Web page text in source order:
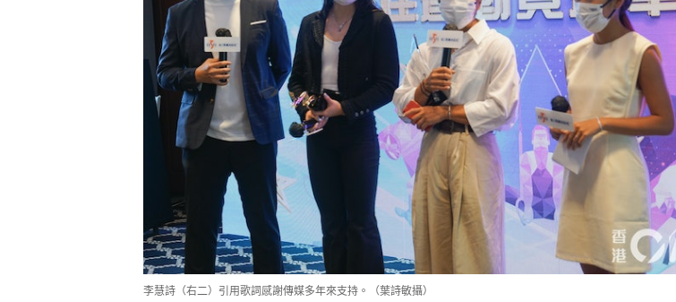
李慧詩（右二）引用歌詞感謝傳媒多年來支持。（葉詩敏攝）
李慧詩透露今年初曾為杭州亞運訓練備戰，無奈亞運延期，她笑言：「亞運
延期對我沒什麼影響，我經歷這麼多年，想享受在單車上面，不想強逼自
己。」她指明年開始奧運積分周期，因此不會參加10月舉行的場地單車世錦
賽。